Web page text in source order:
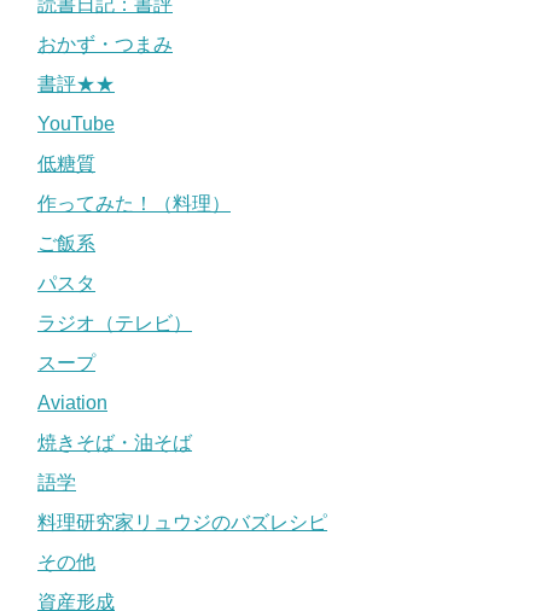
読書日記：書評
おかず・つまみ
書評★★
YouTube
低糖質
作ってみた！（料理）
ご飯系
パスタ
ラジオ（テレビ）
スープ
Aviation
焼きそば・油そば
語学
料理研究家リュウジのバズレシピ
その他
資産形成